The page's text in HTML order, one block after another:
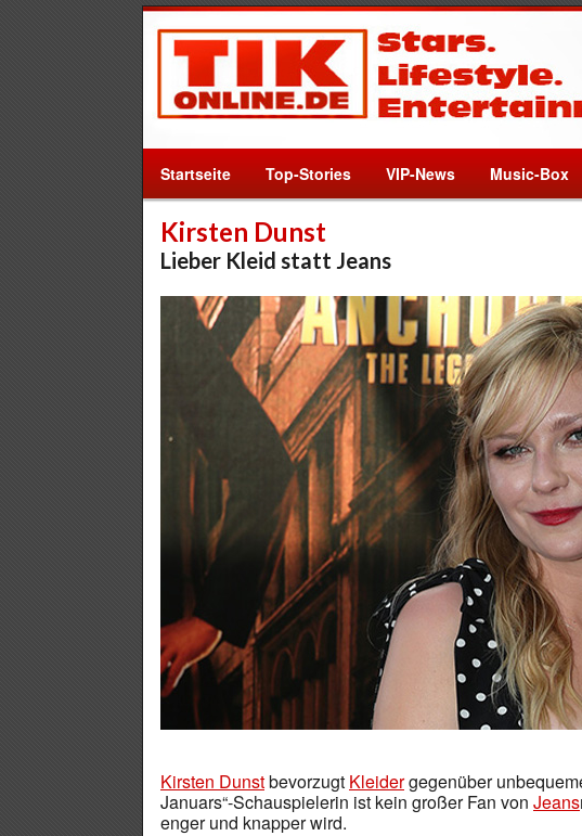
Startseite Top-Stories VIP-News Music-Box
Kirsten Dunst
Lieber Kleid statt Jeans
Kirsten Dunstbevorzugt Kleidergegenüber
Januars“-Schauspielerin ist kein großer Fan von Jeans
enger und knapper wird.